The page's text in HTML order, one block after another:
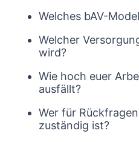
Welches bAV-
Welcher
wird?
Wie hoch euer
ausfällt?
Wer für
zuständig ist?